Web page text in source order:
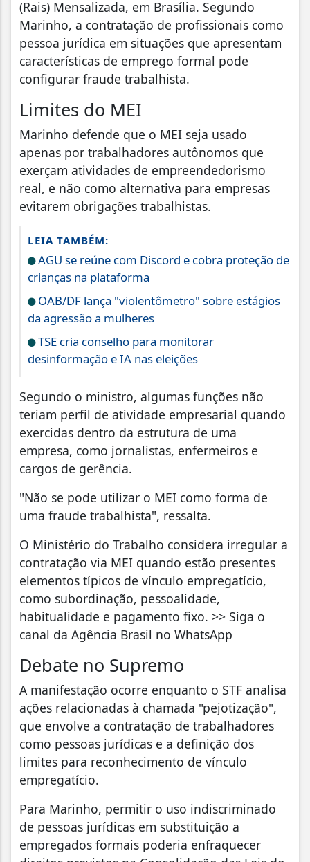
(Rais) Mensalizada, em Brasília. Segundo
Marinho, a contratação de profissionais como
pessoa jurídica em situações que apresentam
características de emprego formal pode
configurar fraude trabalhista.
Limites do MEI
Marinho defende que o MEI seja usado
apenas por trabalhadores autônomos que
exerçam atividades de empreendedorismo
real, e não como alternativa para empresas
evitarem obrigações trabalhistas.
LEIA TAMBÉM:
AGU se reúne com Discord e cobra proteção de
crianças na plataforma
OAB/DF lança "violentômetro" sobre estágios
da agressão a mulheres
TSE cria conselho para monitorar
desinformação e IA nas eleições
Segundo o ministro, algumas funções não
teriam perfil de atividade empresarial quando
exercidas dentro da estrutura de uma
empresa, como jornalistas, enfermeiros e
cargos de gerência.
"Não se pode utilizar o MEI como forma de
uma fraude trabalhista", ressalta.
O Ministério do Trabalho considera irregular a
contratação via MEI quando estão presentes
elementos típicos de vínculo empregatício,
como subordinação, pessoalidade,
habitualidade e pagamento fixo. >> Siga o
canal da Agência Brasil no WhatsApp
Debate no Supremo
A manifestação ocorre enquanto o STF analisa
ações relacionadas à chamada "pejotização",
que envolve a contratação de trabalhadores
como pessoas jurídicas e a definição dos
limites para reconhecimento de vínculo
empregatício.
Para Marinho, permitir o uso indiscriminado
de pessoas jurídicas em substituição a
empregados formais poderia enfraquecer